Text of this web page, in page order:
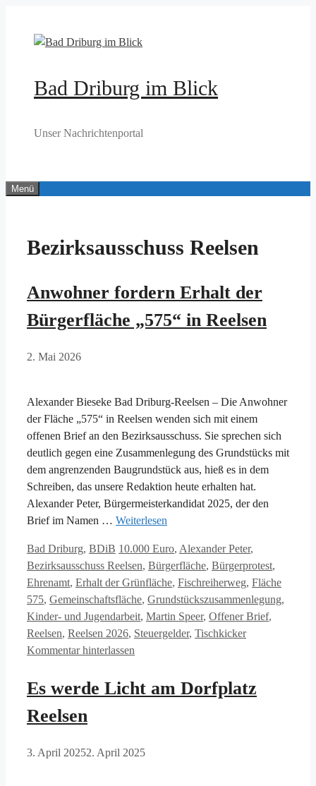
springen
Bad Driburg im Blick
Unser Nachrichtenportal
Menü
Bezirksausschuss Reelsen
Anwohner fordern Erhalt der
Bürgerfläche „575“ in Reelsen
2. Mai 2026
Alexander Bieseke Bad Driburg-Reelsen – Die Anwohner
der Fläche „575“ in Reelsen wenden sich mit einem
offenen Brief an den Bezirksausschuss. Sie sprechen sich
deutlich gegen eine Zusammenlegung des Grundstücks mit
dem angrenzenden Baugrundstück aus, hieß es in dem
Schreiben, das unsere Redaktion heute erhalten hat.
Alexander Peter, Bürgermeisterkandidat 2025, der den
Brief im Namen … Weiterlesen
Kategorien
Bad Driburg, BDiB Schlagwörter
10.000 Euro, Alexander Peter,
Bezirksausschuss Reelsen, Bürgerfläche, Bürgerprotest,
Ehrenamt, Erhalt der Grünfläche, Fischreiherweg, Fläche
575, Gemeinschaftsfläche, Grundstückszusammenlegung,
Kinder- und Jugendarbeit, Martin Speer, Offener Brief,
Reelsen, Reelsen 2026, Steuergelder, Tischkicker
Kommentar hinterlassen
Es werde Licht am Dorfplatz
Reelsen
3. April 20252. April 2025